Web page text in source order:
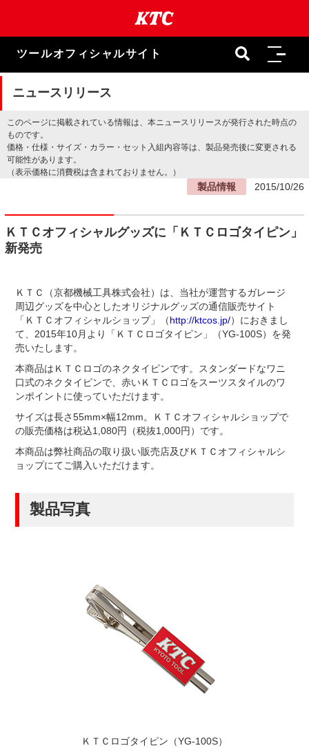
ま
キ
ツールオフィシャルサイト
ニュースリリース
このページに掲載されている情報は、本ニュースリリースが発行された時点の
ものです。
価格・仕様・サイズ・カラー・セット入組内容等は、製品発売後に変更される
可能性があります。
（表示価格に消費税は含まれておりません。）
製品情報 2015/10/26
ＫＴＣオフィシャルグッズに「ＫＴＣロゴタイピン」
新発売
ＫＴＣ（京都機械工具株式会社）は、当社が運営するガレージ
周辺グッズを中心としたオリジナルグッズの通信販売サイト
「ＫＴＣオフィシャルショップ」（http://ktcos.jp/）におきまし
て、2015年10月より「ＫＴＣロゴタイピン」（YG-100S）を発
売いたします。
本商品はＫＴＣロゴのネクタイピンです。スタンダードなワニ
口式のネクタイピンで、赤いＫＴＣロゴをスーツスタイルのワ
ンポイントに使っていただけます。
サイズは長さ55mm×幅12mm。ＫＴＣオフィシャルショップで
の販売価格は税込1,080円（税抜1,000円）です。
本商品は弊社商品の取り扱い販売店及びＫＴＣオフィシャルシ
ョップにてご購入いただけます。
製品写真
ＫＴＣロゴタイピン（YG-100S）